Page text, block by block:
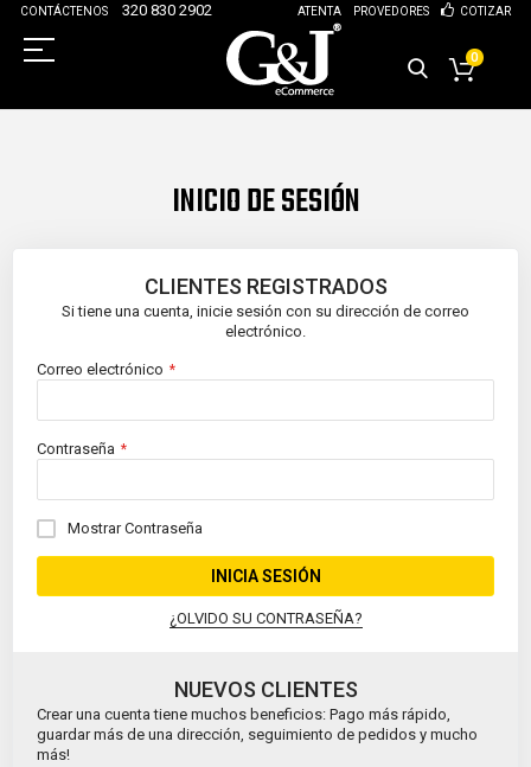
CONTÁCTENOS 320 830 2902 ATENTA PROVEDORES COTIZAR
0
INICIO DE SESIÓN
CLIENTES REGISTRADOS
Si tiene una cuenta, inicie sesión con su dirección de correo
electrónico.
Correo electrónico
Contraseña
Mostrar Contraseña
INICIA SESIÓN
¿OLVIDO SU CONTRASEÑA?
NUEVOS CLIENTES
Crear una cuenta tiene muchos beneficios: Pago más rápido,
guardar más de una dirección, seguimiento de pedidos y mucho
más!